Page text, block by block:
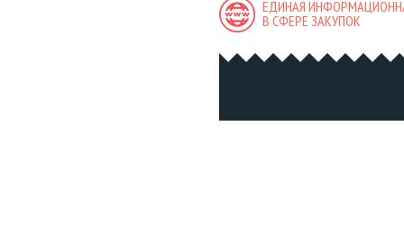
ЕДИНАЯ
В СФЕРЕ ЗАКУПОК